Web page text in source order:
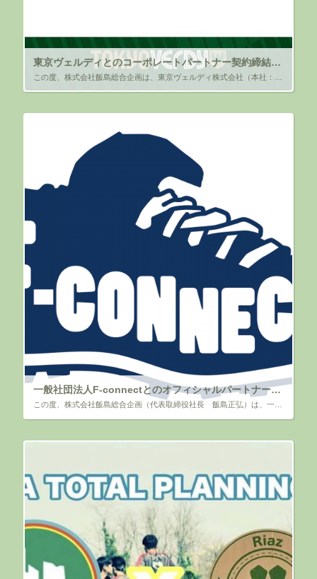
東京ヴェルディとのコーポレートパートナー契約締結（継続）のお知らせ
一般社団法人F-connectとのオフィシャルパートナー契約締結のお知らせ